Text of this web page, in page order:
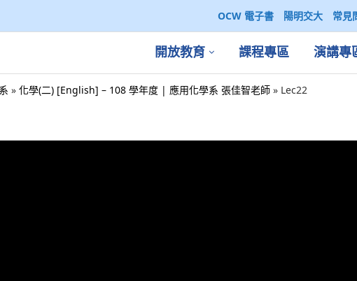
OCW 電子書 陽明交大 常見
開放教育 課程專區 演講專
» 化學(二) [English] – 108 學年度 | 應用化學系 張佳智老師 » Lec22